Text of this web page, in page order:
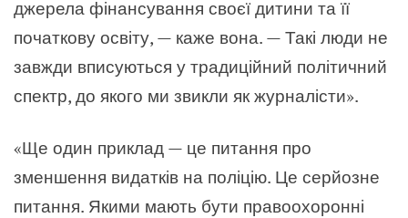
джерела фінансування своєї дитини та її
початкову освіту, — каже вона. — Такі люди не
завжди вписуються у традиційний політичний
спектр, до якого ми звикли як журналісти».
«Ще один приклад — це питання про
зменшення видатків на поліцію. Це серйозне
питання. Якими мають бути правоохоронні